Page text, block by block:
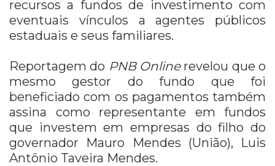
recursos a fundos de investimento com
eventuais vínculos a agentes públicos
estaduais e seus familiares.
Reportagem do PNB Online revelou que o
mesmo gestor do fundo que foi
beneficiado com os pagamentos também
assina como representante em fundos
que investem em empresas do filho do
governador Mauro Mendes (União), Luis
Antônio Taveira Mendes.